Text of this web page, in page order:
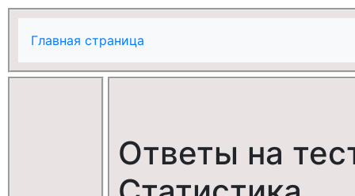
Главная страница
Ответы на